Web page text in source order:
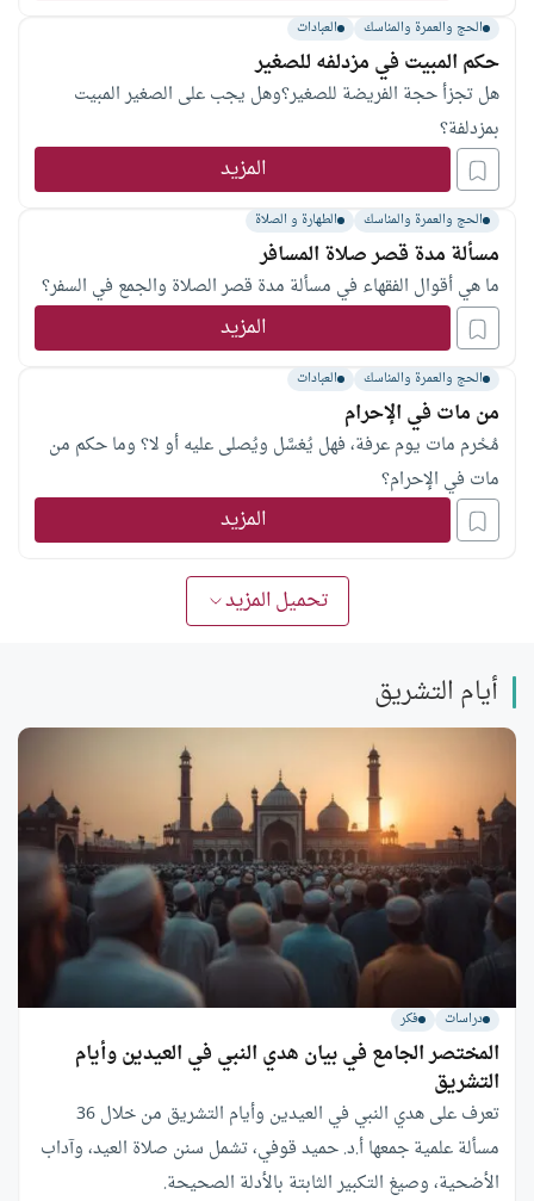
الحج والعمرة والمناسك العبادات
حكم المبيت في مزدلفه للصغير
هل تجزأ حجة الفريضة للصغير؟وهل يجب على الصغير المبيت
بمزدلفة؟
المزيد
الحج والعمرة والمناسك الطهارة و الصلاة
مسألة مدة قصر صلاة المسافر
ما هي أقوال الفقهاء في مسألة مدة قصر الصلاة والجمع في السفر؟
المزيد
الحج والعمرة والمناسك العبادات
من مات في الإحرام
مُحْرم مات يوم عرفة، فهل يُغسَّل ويُصلى عليه أو لا؟ وما حكم من
مات في الإحرام؟
المزيد
تحميل المزيد
أيام التشريق
دراسات فكر
المختصر الجامع في بيان هدي النبي في العيدين وأيام
التشريق
تعرف على هدي النبي في العيدين وأيام التشريق من خلال 36
مسألة علمية جمعها أ.د. حميد قوفي، تشمل سنن صلاة العيد، وآداب
الأضحية، وصيغ التكبير الثابتة بالأدلة الصحيحة.